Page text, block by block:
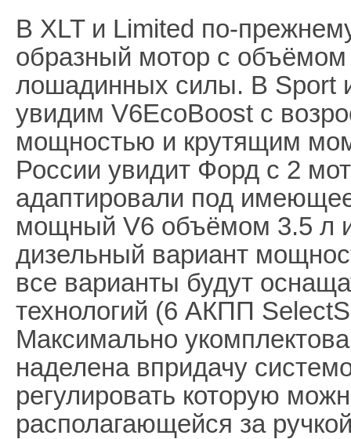
В XLT и Limited по-
образный мотор с
лошадинных силы. В Sport
увидим V6EcoBoost с
мощностью и крутящим
России увидит Форд с 2
адаптировали под
мощный V6 объёмом 3.5 л
дизельный вариант
все варианты будут
технологий (6 АКПП
Максимально
наделена впридачу
регулировать которую
располагающейся за